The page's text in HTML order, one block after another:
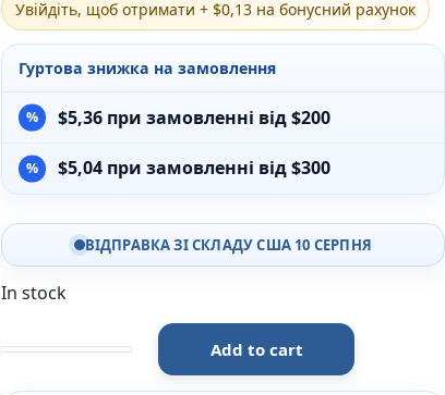
Різдвяно-зимові
На День Валентина
Книги для дорослих
Українська класика
Сучасна українська проза
Проза
Поезія та драматургія
Детективи
Фантастика та фентезі
Бізнес Менеджмент Фінанси
Історія Наука Політологія
Батьківство та виховання
Увійдіть, щоб отримати + $0,13 на бонусний рахунок
Гуртова знижка на замовлення
$5,36при замовленні від $200
$5,04при замовленні від $300
ВІДПРАВКА ЗІ СКЛАДУ США 10 СЕРПНЯ
In stock
З чого починається людина quantity
Add to cart